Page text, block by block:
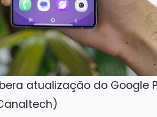
atualização do Google